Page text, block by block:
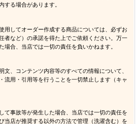
する場合があります。
用してオーダー作成する商品については、必ずお
者など）の承諾を得た上でご依頼ください。万一
場合、当店では一切の責任を負いかねます。
文、コンテンツ内容等のすべての情報について、
流用・引用等を行うことを一切禁止します（キャ
て事故等が発生した場合、当店では一切の責任を
当店が推奨する以外の方法で管理（洗濯含む）を